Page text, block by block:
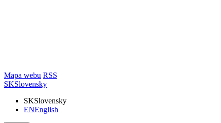
Mapa webu RSS
SKSlovensky
SKSlovensky
ENEnglish